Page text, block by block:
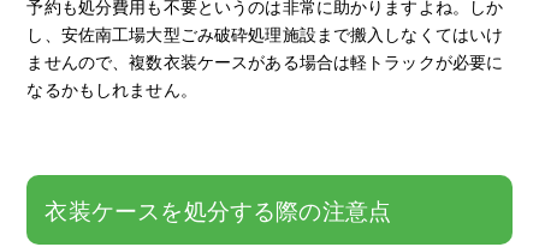
予約も処分費用も不要というのは非常に助かりますよね。しか
し、安佐南工場大型ごみ破砕処理施設まで搬入しなくてはいけ
ませんので、複数衣装ケースがある場合は軽トラックが必要に
なるかもしれません。
衣装ケースを処分する際の注意点